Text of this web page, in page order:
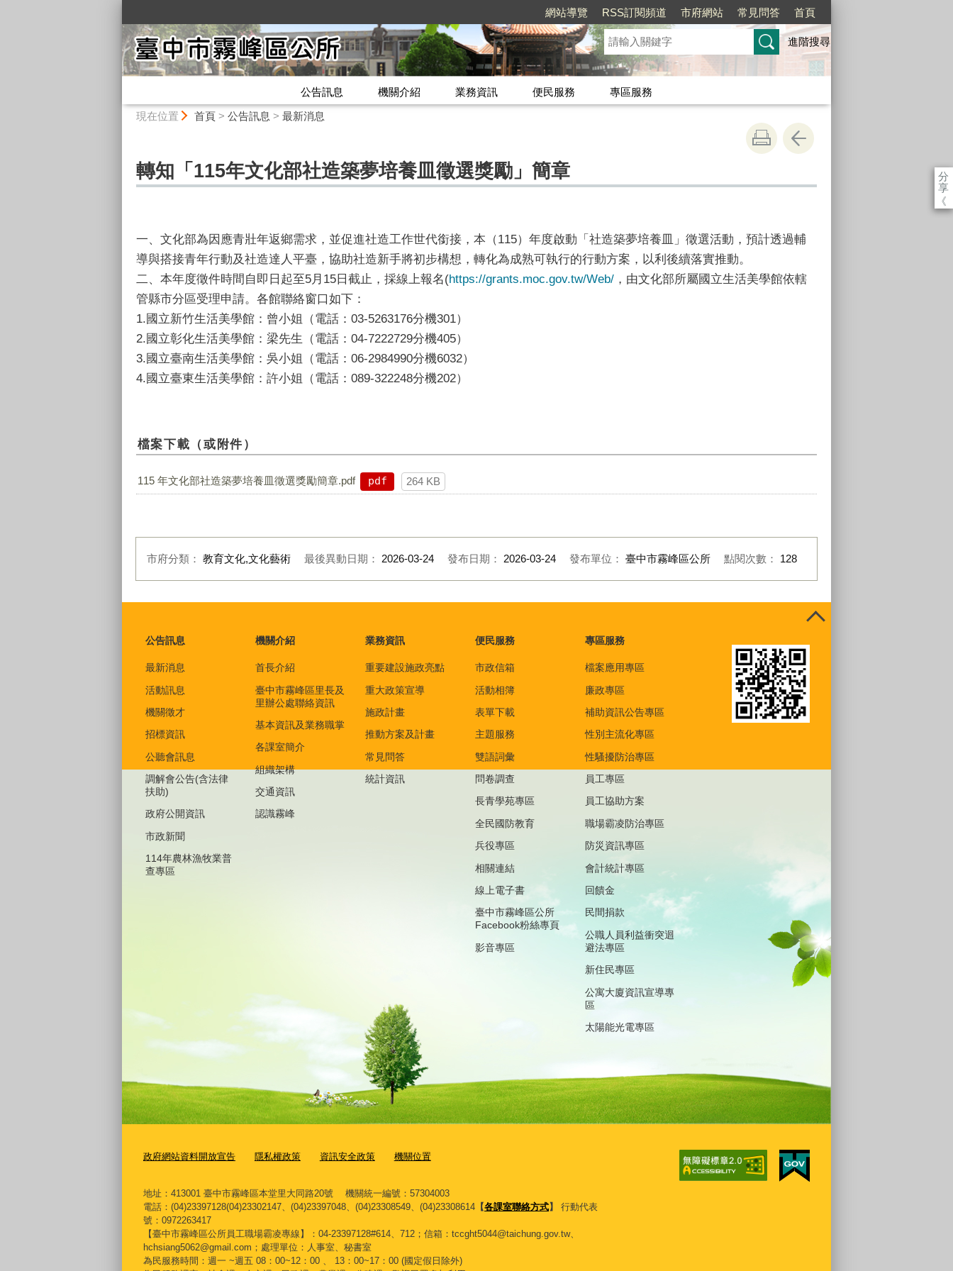
網站導覽 RSS訂閱頻道 市府網站 常見問答 首頁
進階搜尋
公告訊息 機關介紹 業務資訊 便民服務
專區服務
現在位置 首頁> 公告訊息 > 最新消息
分
享
《
轉知「115年文化部社造築夢培養皿徵選獎勵」簡章
一、文化部為因應青壯年返鄉需求，並促進社造工作世代銜接，本（115）年度啟動「社造築夢培養皿」徵選活動，預計透過輔
導與搭接青年行動及社造達人平臺，協助社造新手將初步構想，轉化為成熟可執行的行動方案，以利後續落實推動。
二、本年度徵件時間自即日起至5月15日截止，採線上報名(https://grants.moc.gov.tw/Web/ ， 由文化部所屬國立生活美學館依轄
管縣市分區受理申請。 各館聯絡窗口如下：
1.國立新竹生活美學館：曾小姐（電話：03-5263176分機301）
2.國立彰化生活美學館：梁先生（電話：04-7222729分機405）
3.國立臺南生活美學館：吳小姐（電話：06-2984990分機6032）
4.國立臺東生活美學館：許小姐（電話：089-322248分機202）
檔案下載（或附件）
115 年文化部社造築夢培養皿徵選獎勵簡章.pdf pdf 264 KB
市府分類： 教育文化,文化藝術 最後異動日期： 2026-03-24 發布日期： 2026-03-24 發布單位： 臺中市霧峰區公所 點閱次數： 128
公告訊息
最新消息
活動訊息
機關徵才
招標資訊
公聽會訊息
調解會公告(含法律
扶助)
政府公開資訊
市政新聞
114年農林漁牧業普
查專區
機關介紹
首長介紹
臺中市霧峰區里長及
里辦公處聯絡資訊
基本資訊及業務職掌
各課室簡介
組織架構
交通資訊
認識霧峰
業務資訊
重要建設施政亮點
重大政策宣導
施政計畫
推動方案及計畫
常見問答
統計資訊
便民服務
市政信箱
活動相簿
表單下載
主題服務
雙語詞彙
問卷調查
長青學苑專區
全民國防教育
兵役專區
相關連結
線上電子書
臺中市霧峰區公所
Facebook粉絲專頁
影音專區
專區服務
檔案應用專區
廉政專區
補助資訊公告專區
性別主流化專區
性騷擾防治專區
員工專區
員工協助方案
職場霸凌防治專區
防災資訊專區
會計統計專區
回饋金
民間捐款
公職人員利益衝突迴
避法專區
新住民專區
公寓大廈資訊宣導專
區
太陽能光電專區
政府網站資料開放宣告 隱私權政策 資訊安全政策 機關位置
地址：413001 臺中市霧峰區本堂里大同路20號 機關統一編號：57304003
電話：(04)23397128(04)23302147、(04)23397048、(04)23308549、(04)23308614 【各課室聯絡方式】
行動代表
號：0972263417
【臺中市霧峰區公所員工職場霸凌專線】：04-23397128#614、712；信箱：tccght5044@taichung.gov.tw、
hchsiang5062@gmail.com；處理單位：人事室、秘書室
為民服務時間：週一 ~週五 08：00~12：00 、 13：00~17：00 (國定假日除外)